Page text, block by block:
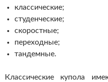
классические;
студенческие;
скоростные;
переходные;
тандемные.
Классические купола